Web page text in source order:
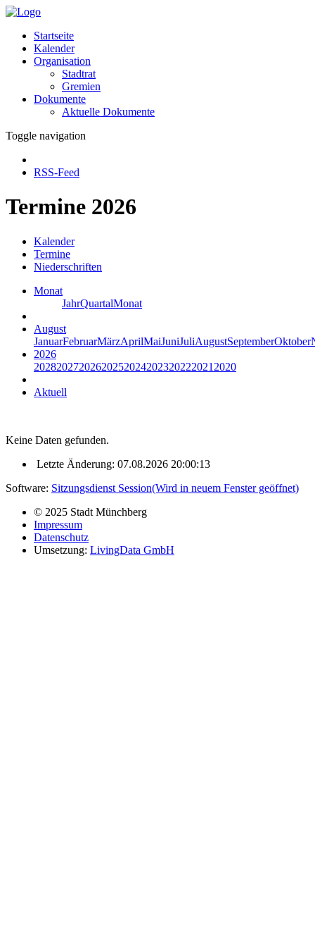
Startseite
Kalender
Organisation
Stadtrat
Gremien
Dokumente
Aktuelle Dokumente
Toggle navigation
RSS-Feed
Termine 2026
Kalender
Termine
Niederschriften
Monat
JahrQuartalMonat
August
JanuarFebruarMärzAprilMaiJuniJuliAugustSeptemberOktober
2026
20282027202620252024202320222021 2020
Aktuell
Keine Daten gefunden.
Letzte Änderung: 07.08.2026 20:00:13
Software: Sitzungsdienst Session(Wird in neuem Fenster geöffnet)
© 2025 Stadt Münchberg
Impressum
Datenschutz
Umsetzung: LivingData GmbH